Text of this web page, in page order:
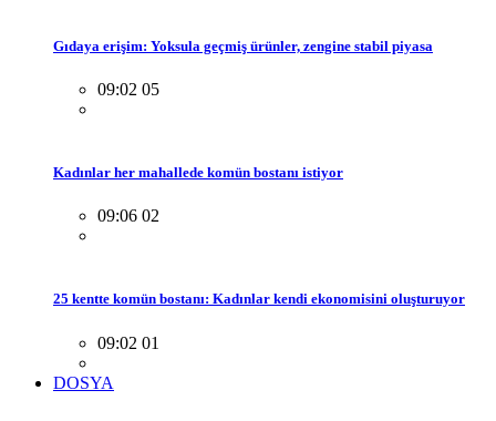
Gıdaya erişim: Yoksula geçmiş ürünler, zengine stabil piyasa
09:02 05
Kadınlar her mahallede komün bostanı istiyor
09:06 02
25 kentte komün bostanı: Kadınlar kendi ekonomisini oluşturuyor
09:02 01
DOSYA